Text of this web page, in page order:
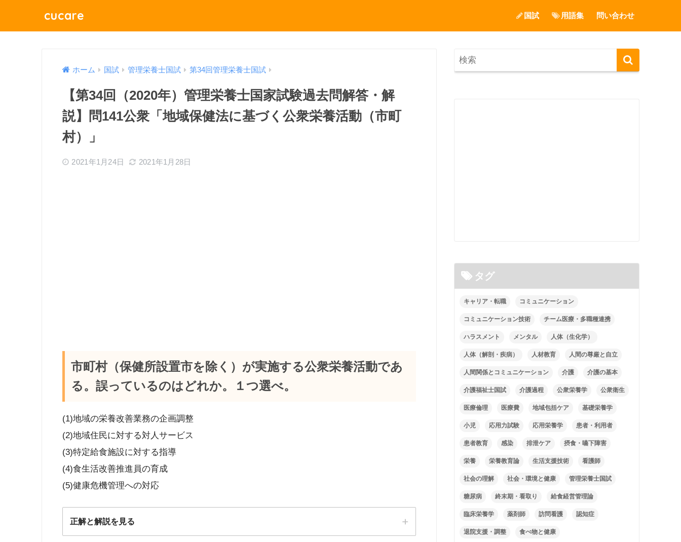
cucare 国試 用語集 問い合わせ
ホーム 国試 管理栄養士国試 第34回管理栄養士国試
【第34回（2020年）管理栄養士国家試験過去問解答・解
説】問141公衆「地域保健法に基づく公衆栄養活動（市町
村）」
2021年1月24日 2021年1月28日
市町村（保健所設置市を除く）が実施する公衆栄養活動であ
る。誤っているのはどれか。１つ選べ。
(1)地域の栄養改善業務の企画調整
(2)地域住民に対する対人サービス
(3)特定給食施設に対する指導
(4)食生活改善推進員の育成
(5)健康危機管理への対応
正解と解説を見る
タグ
キャリア・転職 コミュニケーション
コミュニケーション技術 チーム医療・多職種連携
ハラスメント メンタル 人体（生化学）
人体（解剖・疾病） 人材教育 人間の尊厳と自立
人間関係とコミュニケーション 介護 介護の基本
介護福祉士国試 介護過程 公衆栄養学 公衆衛生
医療倫理 医療費 地域包括ケア 基礎栄養学
小児 応用力試験 応用栄養学 患者・利用者
患者教育 感染 排泄ケア 摂食・嚥下障害
栄養 栄養教育論 生活支援技術 看護師
社会の理解 社会・環境と健康 管理栄養士国試
糖尿病 終末期・看取り 給食経営管理論
臨床栄養学 薬剤師 訪問看護 認知症
退院支援・調整 食べ物と健康